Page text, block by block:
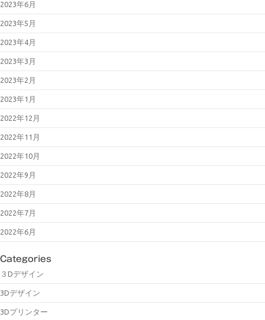
2023年6月
2023年5月
2023年4月
2023年3月
2023年2月
2023年1月
2022年12月
2022年11月
2022年10月
2022年9月
2022年8月
2022年7月
2022年6月
Categories
３Dデザイン
3Dデザイン
3Dプリンター